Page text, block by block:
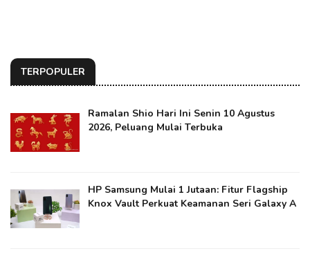
TERPOPULER
Ramalan Shio Hari Ini Senin 10 Agustus
2026, Peluang Mulai Terbuka
HP Samsung Mulai 1 Jutaan: Fitur Flagship
Knox Vault Perkuat Keamanan Seri Galaxy A